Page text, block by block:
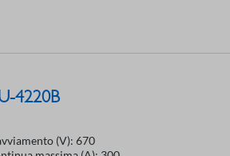
4220B
(V): 670